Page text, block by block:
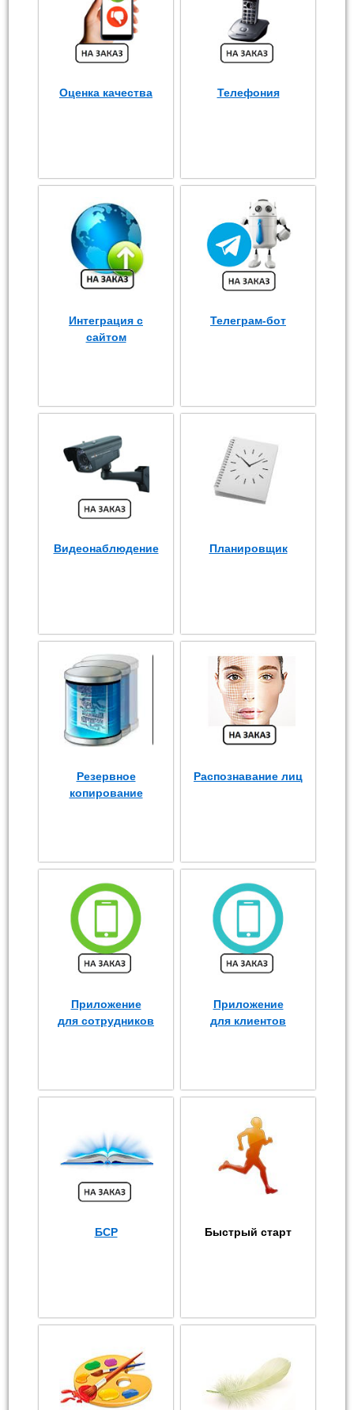
Оценка качества Телефония
Интеграция с
сайтом
Телеграм-бот
Видеонаблюдение Планировщик
Резервное
копирование
Распознавание лиц
Приложение
для сотрудников
Приложение
для клиентов
БСР Быстрый старт